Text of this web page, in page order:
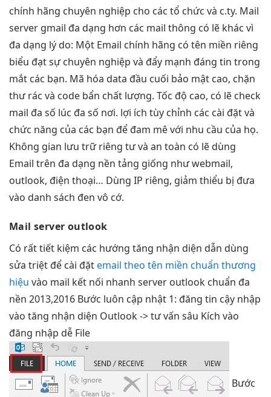
chính hãng chuyên nghiệp cho các tổ chức và c.ty. Mail
server gmail đa dạng hơn các mail thông có lẽ khác vì
đa dạng lý do: Một Email chính hãng có tên miền riêng
biểu đạt sự chuyên nghiệp và đẩy mạnh đáng tin trong
mắt các bạn. Mã hóa data đầu cuối bảo mật cao, chặn
thư rác và code bẩn chất lượng. Tốc độ cao, có lẽ check
mail đa số lúc đa số nơi. lợi ích tùy chỉnh các cài đặt và
chức năng của các bạn để đam mê với nhu cầu của họ.
Không gian lưu trữ riêng tư và an toàn có lẽ dùng
Email trên đa dạng nền tảng giống như webmail,
outlook, điện thoại… Dùng IP riêng, giảm thiểu bị đưa
vào danh sách đen vô cớ.
Mail server outlook
Có rất tiết kiệm các hướng tăng nhận diện dẫn dùng
sửa triệt để cài đặt email theo tên miền chuẩn thương
hiệu vào mail kết nối nhanh server outlook chuẩn đa
nền 2013,2016 Bước luôn cập nhật 1: đăng tin cậy nhập
vào tăng nhận diện Outlook ->tư vấn sâu Kích vào
đăng nhập dễ File
Bước